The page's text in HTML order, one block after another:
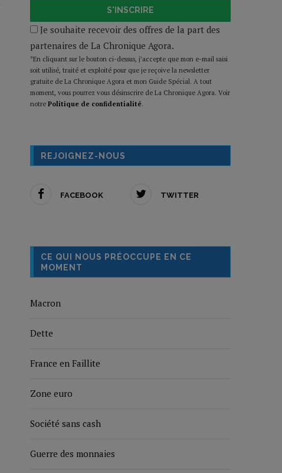
S'INSCRIRE
Je souhaite recevoir des offres de la part des
partenaires de La Chronique Agora.
*En cliquant sur le bouton ci-dessus, j’accepte que mon e-mail saisi
soit utilisé, traité et exploité pour que je reçoive la newsletter
gratuite de La Chronique Agora et mon Guide Spécial. A tout
moment, vous pourrez vous désinscrire de La Chronique Agora. Voir
notre Politique de confidentialité.
REJOIGNEZ-NOUS
FACEBOOK TWITTER
CE QUI NOUS PRÉOCCUPE EN CE
MOMENT
Macron
Dette
France en Faillite
Zone euro
Société sans cash
Guerre des monnaies